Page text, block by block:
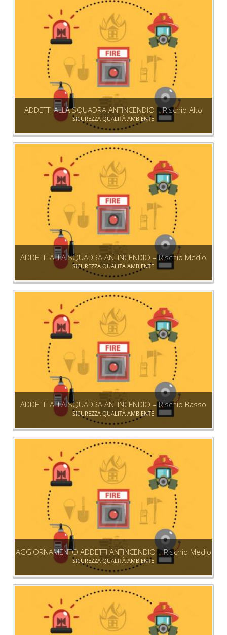
ADDETTI ALLA SQUADRA ANTINCENDIO – Rischio Alto
SICUREZZA QUALITÀ AMBIENTE
ADDETTI ALLA SQUADRA ANTINCENDIO – Rischio Medio
SICUREZZA QUALITÀ AMBIENTE
ADDETTI ALLA SQUADRA ANTINCENDIO – Rischio Basso
SICUREZZA QUALITÀ AMBIENTE
AGGIORNAMENTO ADDETTI ANTINCENDIO – Rischio Medio
SICUREZZA QUALITÀ AMBIENTE